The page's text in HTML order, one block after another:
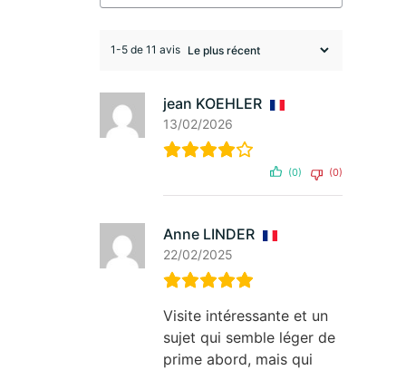
1-5 de 11 avis
jean KOEHLER
13/02/2026
(0) (0)
Anne LINDER
22/02/2025
Visite intéressante et un
sujet qui semble léger de
prime abord, mais qui